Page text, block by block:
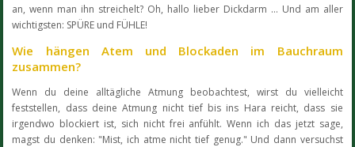
an, wenn man ihn streichelt? Oh, hallo lieber Dickdarm … Und am aller
wichtigsten: SPÜRE und FÜHLE!
Wie hängen Atem und Blockaden im Bauchraum
zusammen?
Wenn du deine alltägliche Atmung beobachtest, wirst du vielleicht
feststellen, dass deine Atmung nicht tief bis ins Hara reicht, dass sie
irgendwo blockiert ist, sich nicht frei anfühlt. Wenn ich das jetzt sage,
magst du denken: "Mist, ich atme nicht tief genug." Und dann versuchst